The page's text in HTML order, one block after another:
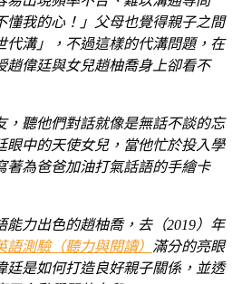
懂我的心！」父母也覺得親子之間
代溝」，不過這樣的代溝問題，在
趙偉廷與女兒趙柚喬身上卻看不
，聽他們對話就像是無話不談的忘
眼中的天使女兒，當他忙於投入學
著為爸爸加油打氣話語的手繪卡
能力出色的趙柚喬，去（2019）年
語測驗（聽力與閱讀） 滿分的亮眼
廷是如何打造良好親子關係，並透